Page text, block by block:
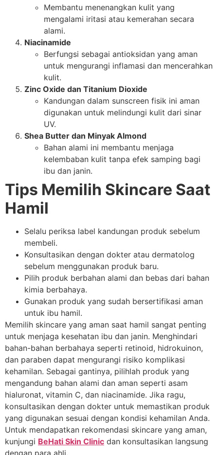
Membantu menenangkan kulit yang
mengalami iritasi atau kemerahan secara
alami.
Niacinamide
Berfungsi sebagai antioksidan yang aman
untuk mengurangi inflamasi dan mencerahkan
kulit.
Zinc Oxide dan Titanium Dioxide
Kandungan dalam sunscreen fisik ini aman
digunakan untuk melindungi kulit dari sinar
UV.
Shea Butter dan Minyak Almond
Bahan alami ini membantu menjaga
kelembaban kulit tanpa efek samping bagi
ibu dan janin.
Tips Memilih Skincare Saat
Hamil
Selalu periksa label kandungan produk sebelum
membeli.
Konsultasikan dengan dokter atau dermatolog
sebelum menggunakan produk baru.
Pilih produk berbahan alami dan bebas dari bahan
kimia berbahaya.
Gunakan produk yang sudah bersertifikasi aman
untuk ibu hamil.
Memilih skincare yang aman saat hamil sangat penting
untuk menjaga kesehatan ibu dan janin. Menghindari
bahan-bahan berbahaya seperti retinoid, hidrokuinon,
dan paraben dapat mengurangi risiko komplikasi
kehamilan. Sebagai gantinya, pilihlah produk yang
mengandung bahan alami dan aman seperti asam
hialuronat, vitamin C, dan niacinamide. Jika ragu,
konsultasikan dengan dokter untuk memastikan produk
yang digunakan sesuai dengan kondisi kehamilan Anda.
Untuk mendapatkan rekomendasi skincare yang aman,
kunjungi BeHati Skin Clinic dan konsultasikan langsung
dengan para ahli.